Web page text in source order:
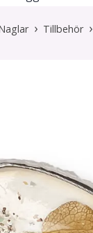
Tillbehör